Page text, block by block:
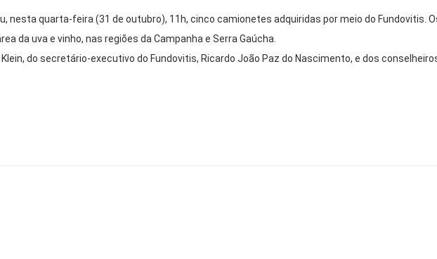
nesta quarta-feira (31 de outubro), 11h, cinco camionetes adquiridas por meio do Fundovitis.
da uva e vinho, nas regiões da Campanha e Serra Gaúcha.
do secretário-executivo do Fundovitis, Ricardo João Paz do Nascimento, e dos conselheiros